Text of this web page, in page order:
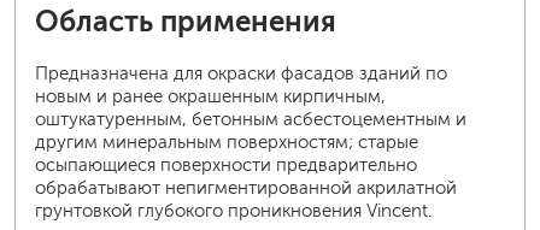
Область применения
Предназначена для окраски фасадов зданий по
новым и ранее окрашенным кирпичным,
оштукатуренным, бетонным асбестоцементным и
другим минеральным поверхностям; старые
осыпающиеся поверхности предварительно
обрабатывают непигментированной акрилатной
грунтовкой глубокого проникновения Vincent.